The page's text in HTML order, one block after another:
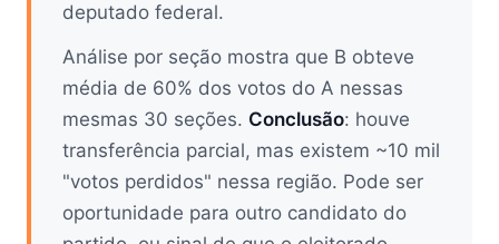
deputado federal.
Análise por seção mostra que B obteve
média de 60% dos votos do A nessas
mesmas 30 seções. Conclusão: houve
transferência parcial, mas existem ~10 mil
"votos perdidos" nessa região. Pode ser
oportunidade para outro candidato do